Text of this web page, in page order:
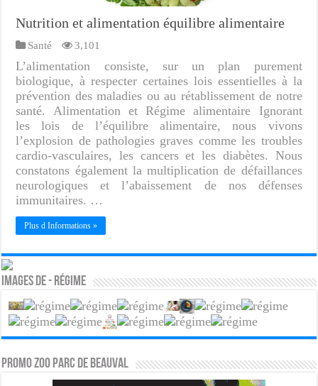
Nutrition et alimentation équilibre alimentaire
Santé 3,101
L’alimentation consiste, sur un plan purement
biologique, à respecter certaines lois essentielles à la
prévention des maladies ou au rétablissement de notre
santé. Alimentation et Régime alimentaire Ignorant
les lois de l’équilibre alimentaire, nous vivons
l’explosion de pathologies graves comme les troubles
cardio-vasculaires, les cancers et les diabètes. Nous
constatons également la multiplication de défaillances
neurologiques et l’abaissement de nos défenses
immunitaires. …
Plus d Informations »
Images de - Régime
PROMO ZOO PARC DE BEAUVAL